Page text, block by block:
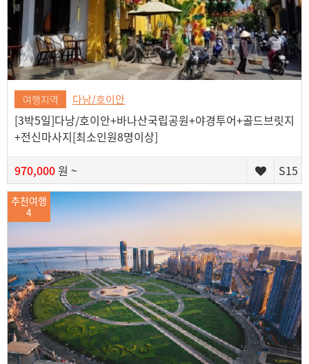
여행지역 다낭/호이안
[3박5일]다낭/호이안+바나산국립공원+야경투어+골드브릿지
+전신마사지[최소인원8명이상]
970,000원 ~ S15
추천여행
4